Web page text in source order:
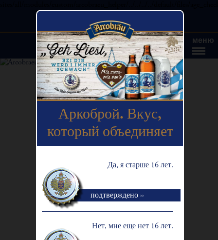
меню
Аркоброй. Вкус,
который объединяет
Да, я старше 16 лет.
подтверждено ››
Нет, мне еще нет 16 лет.